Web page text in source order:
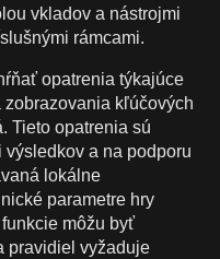
vkladov a nástrojmi
rámcami.
opatrenia týkajúce
kľúčových
Tieto opatrenia sú
a na podporu
lokálne
parametre hry
môžu byť
pravidiel vyžaduje